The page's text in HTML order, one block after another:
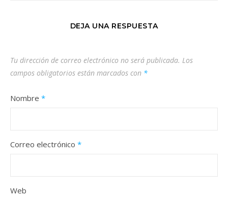
DEJA UNA RESPUESTA
Tu dirección de correo electrónico no será publicada. Los
campos obligatorios están marcados con *
Nombre *
Correo electrónico *
Web